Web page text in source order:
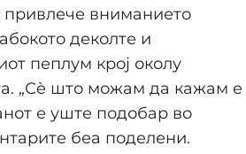
вниманието
деколте и
пеплум крој околу
„Сè што можам да кажам е
е уште подобар во
беа поделени.